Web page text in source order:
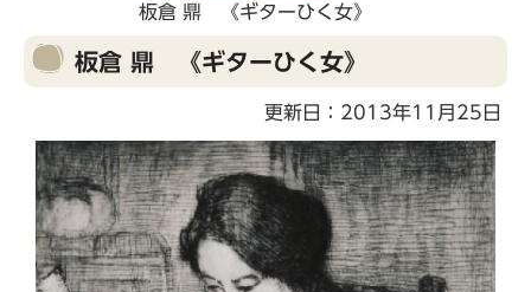
板倉 鼎 《ギターひく女》
本
文
こ
か
ら
板倉 鼎 《ギターひく女》
更新日：2013年11月25日